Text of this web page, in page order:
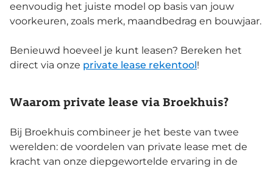
eenvoudig het juiste model op basis van jouw
voorkeuren, zoals merk, maandbedrag en bouwjaar.
Benieuwd hoeveel je kunt leasen? Bereken het
direct via onze private lease rekentool!
Waarom private lease via Broekhuis?
Bij Broekhuis combineer je het beste van twee
werelden: de voordelen van private lease met de
kracht van onze diepgewortelde ervaring in de